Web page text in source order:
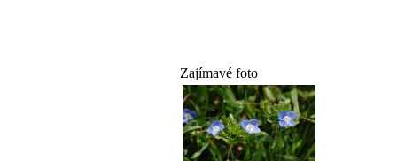
Zajímavé foto